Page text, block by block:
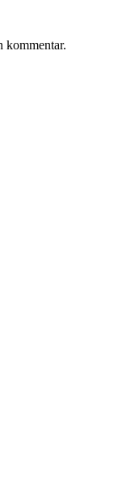
kommentar.